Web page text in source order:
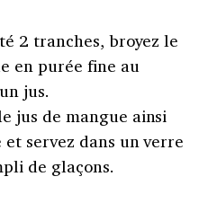
2 tranches, broyez le
en purée fine au
jus.
jus de mangue ainsi
servez dans un verre
de glaçons.